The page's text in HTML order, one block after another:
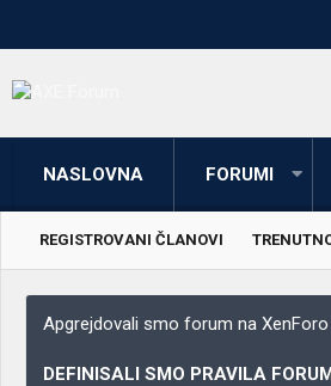
NASLOVNA FORUMI
REGISTROVANI ČLANOVI
Apgrejdovali smo forum na
DEFINISALI SMO PRAVILA